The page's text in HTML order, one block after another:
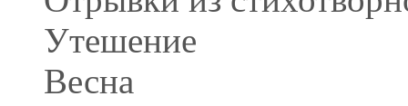
Утешение
Весна